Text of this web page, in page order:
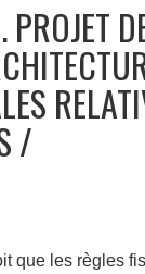
que les règles